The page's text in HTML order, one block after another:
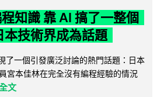
知識 靠 AI 搞了一整個
本技術界成為話題
了一個引發廣泛討論的熱門話題：日本
宮本佳林在完全沒有編程經驗的情況
文